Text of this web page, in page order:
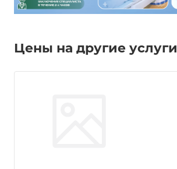
Цены на другие услуги